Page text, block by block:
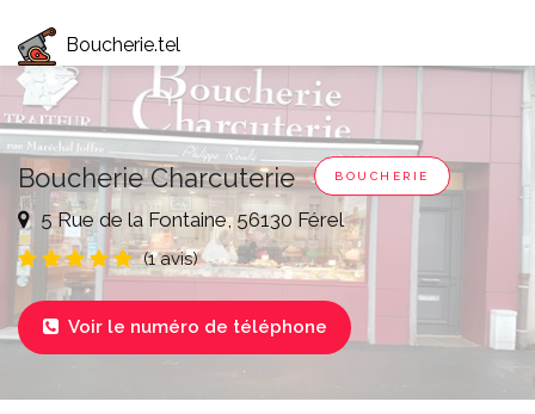
Boucherie.tel
Boucherie Charcuterie BOUCHERIE
5 Rue de la Fontaine, 56130 Férel
(1 avis)
 Voir le numéro de téléphone